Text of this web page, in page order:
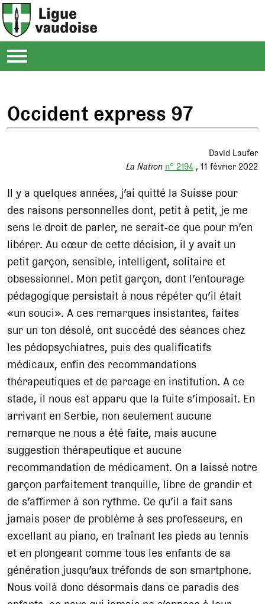
Occident express 97
David Laufer
La Nation n° 2194 11 février 2022
Il y a quelques années, j’ai quitté la Suisse pour
des raisons personnelles dont, petit à petit, je me
sens le droit de parler, ne serait-ce que pour m’en
libérer. Au cœur de cette décision, il y avait un
petit garçon, sensible, intelligent, solitaire et
obsessionnel. Mon petit garçon, dont l’entourage
pédagogique persistait à nous répéter qu’il était
«un souci». A ces remarques insistantes, faites
sur un ton désolé, ont succédé des séances chez
les pédopsychiatres, puis des qualificatifs
médicaux, enfin des recommandations
thérapeutiques et de parcage en institution. A ce
stade, il nous est apparu que la fuite s’imposait. En
arrivant en Serbie, non seulement aucune
remarque ne nous a été faite, mais aucune
suggestion thérapeutique et aucune
recommandation de médicament. On a laissé notre
garçon parfaitement tranquille, libre de grandir et
de s’affirmer à son rythme. Ce qu’il a fait sans
jamais poser de problème à ses professeurs, en
excellant au piano, en traînant les pieds au tennis
et en plongeant comme tous les enfants de sa
génération jusqu’aux tréfonds de son smartphone.
Nous voilà donc désormais dans ce paradis des